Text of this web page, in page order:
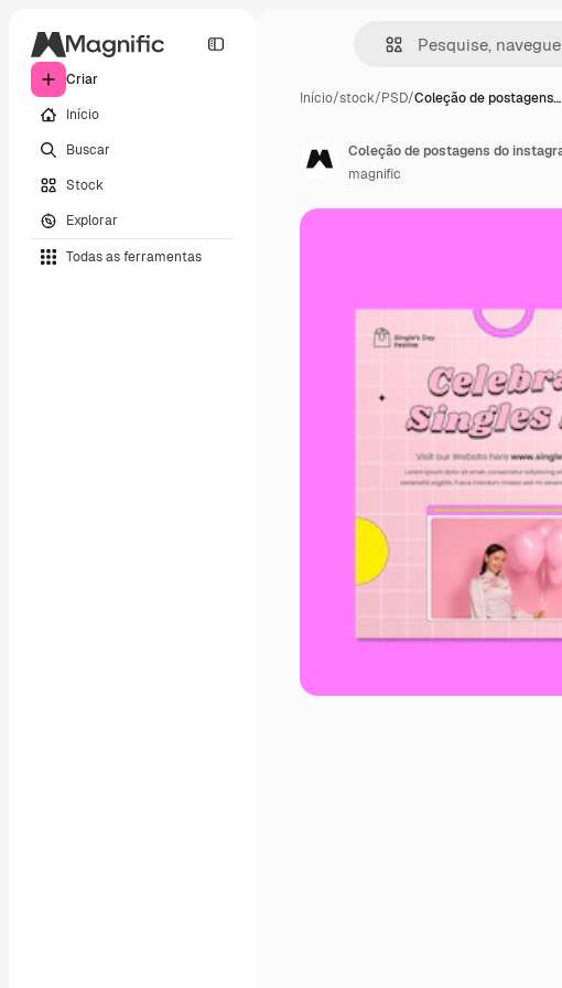
Criar
Início
Buscar
Stock
Explorar
Todas as ferramentas
Início/stock/PSD/Coleção de postagens…
Coleção de postagens do
magnific